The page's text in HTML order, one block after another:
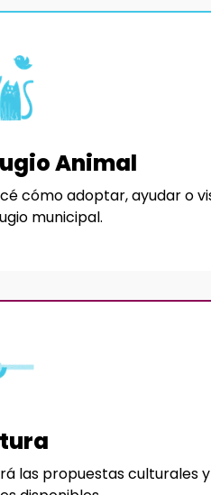
Animal
cómo adoptar, ayudar o
municipal.
las propuestas culturales y